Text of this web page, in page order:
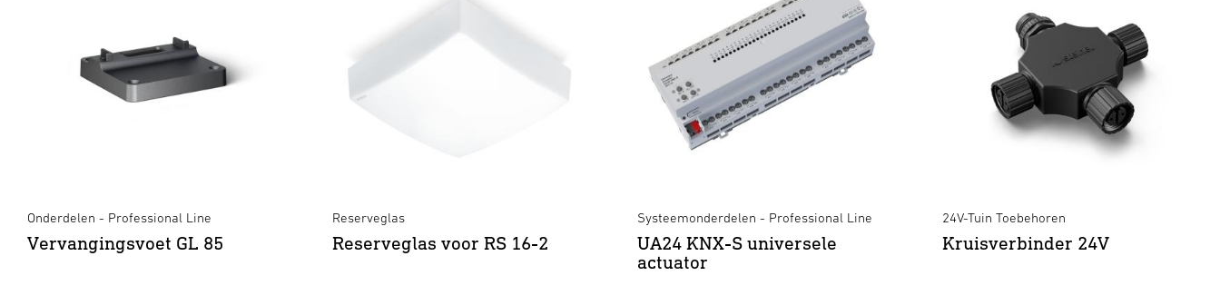
Onderdelen - Professional Line
Vervangingsvoet GL 85
Reserveglas
Reserveglas voor RS 16-2
Systeemonderdelen - Professional Line
UA24 KNX-S universele
actuator
24V-Tuin Toebehoren
Kruisverbinder 24V